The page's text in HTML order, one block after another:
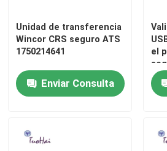
Unidad de transferencia
Wincor CRS seguro ATS
1750214641
Enviar Consulta
el